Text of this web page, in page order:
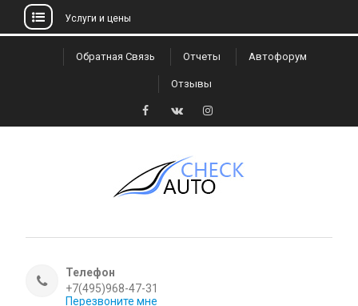
Услуги и цены
Обратная Связь Отчеты Автофорум
Отзывы
Facebook
VK Instagram
Телефон
+7(495)968-47-31
Перезвоните мне